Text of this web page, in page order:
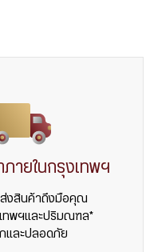
ายในกรุงเทพฯ
งสินค้าถึงมือคุณ
ทพฯและปริมณฑล*
และปลอดภัย